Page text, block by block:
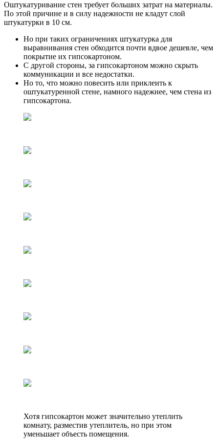
Оштукатуривание стен требует больших затрат на материалы.
По этой причине и в силу надежности не кладут слой
штукатурки в 10 см.
Но при таких ограничениях штукатурка для
выравнивания стен обходится почти вдвое дешевле, чем
покрытие их гипсокартоном.
С другой стороны, за гипсокартоном можно скрыть
коммуникации и все недостатки.
Но то, что можно повесить или приклеить к
оштукатуренной стене, намного надежнее, чем стена из
гипсокартона.
Хотя гипсокартон может значительно утеплить
комнату, разместив утеплитель, но при этом
уменьшает объесть помещения.